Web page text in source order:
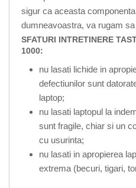
sigur ca aceasta
dumneavoastra, va rugam
SFATURI INTRETINERE
1000:
nu lasati lichide in
defectiunilor sunt
laptop;
nu lasati laptopul la
sunt fragile, chiar si un
cu usurinta;
nu lasati in apropierea
extrema (becuri, tigari,